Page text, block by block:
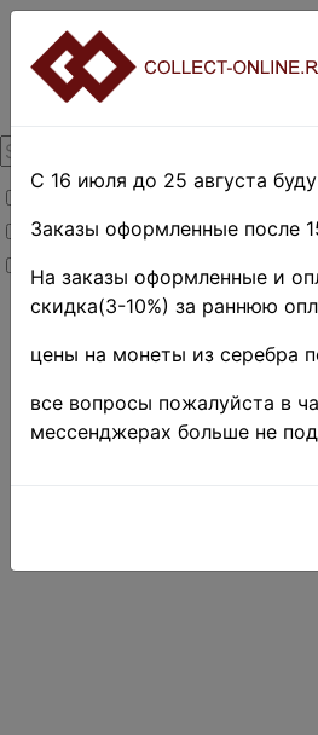
Товары со скидкой
Товары в наличии
Новинки
С 16 июля до 25 августа
Заказы оформленные после
На заказы оформленные и
скидка(3-10%) за раннюю
цены на монеты из серебра
все вопросы пожалуйста в
мессенджерах больше не